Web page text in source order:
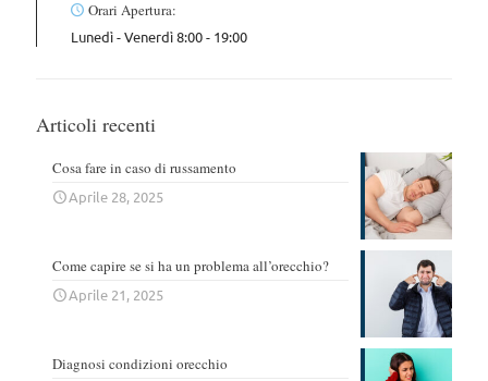
Orari Apertura:
Lunedì - Venerdì 8:00 - 19:00
Articoli recenti
Cosa fare in caso di russamento
Aprile 28, 2025
Come capire se si ha un problema all’orecchio?
Aprile 21, 2025
Diagnosi condizioni orecchio